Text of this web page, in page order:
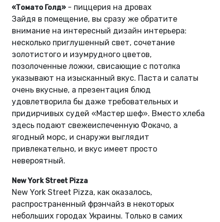
«Томато Голд» - пиццерия на дровах
Зайдя в помещение, вы сразу же обратите
внимание на интересный дизайн интерьера:
несколько приглушенный свет, сочетание
золотистого и изумрудного цветов,
позолоченные ложки, свисающие с потолка
указывают на изысканный вкус. Паста и салаты
очень вкусные, а презентация блюд
удовлетворила бы даже требовательных и
придирчивых судей «Мастер шеф». Вместо хлеба
здесь подают свежеиспеченную Фокачо, а
ягодный морс, и снаружи выглядит
привлекательно, и вкус имеет просто
невероятный.
New York Street Pizza
New York Street Pizza, как оказалось,
распространенный фрэнчайз в некоторых
небольших городах Украины. Только в самих